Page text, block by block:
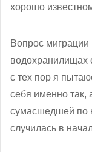
хорошо
Вопрос миграции
водохранилищах
с тех пор я
себя именно так,
сумасшедшей по
случилась в